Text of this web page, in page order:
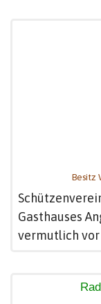
Besitz
Gasthauses
vermutlich vor